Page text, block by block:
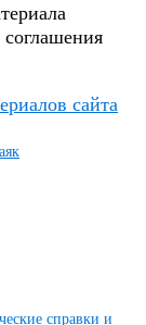
справки и
соглашения
сайта